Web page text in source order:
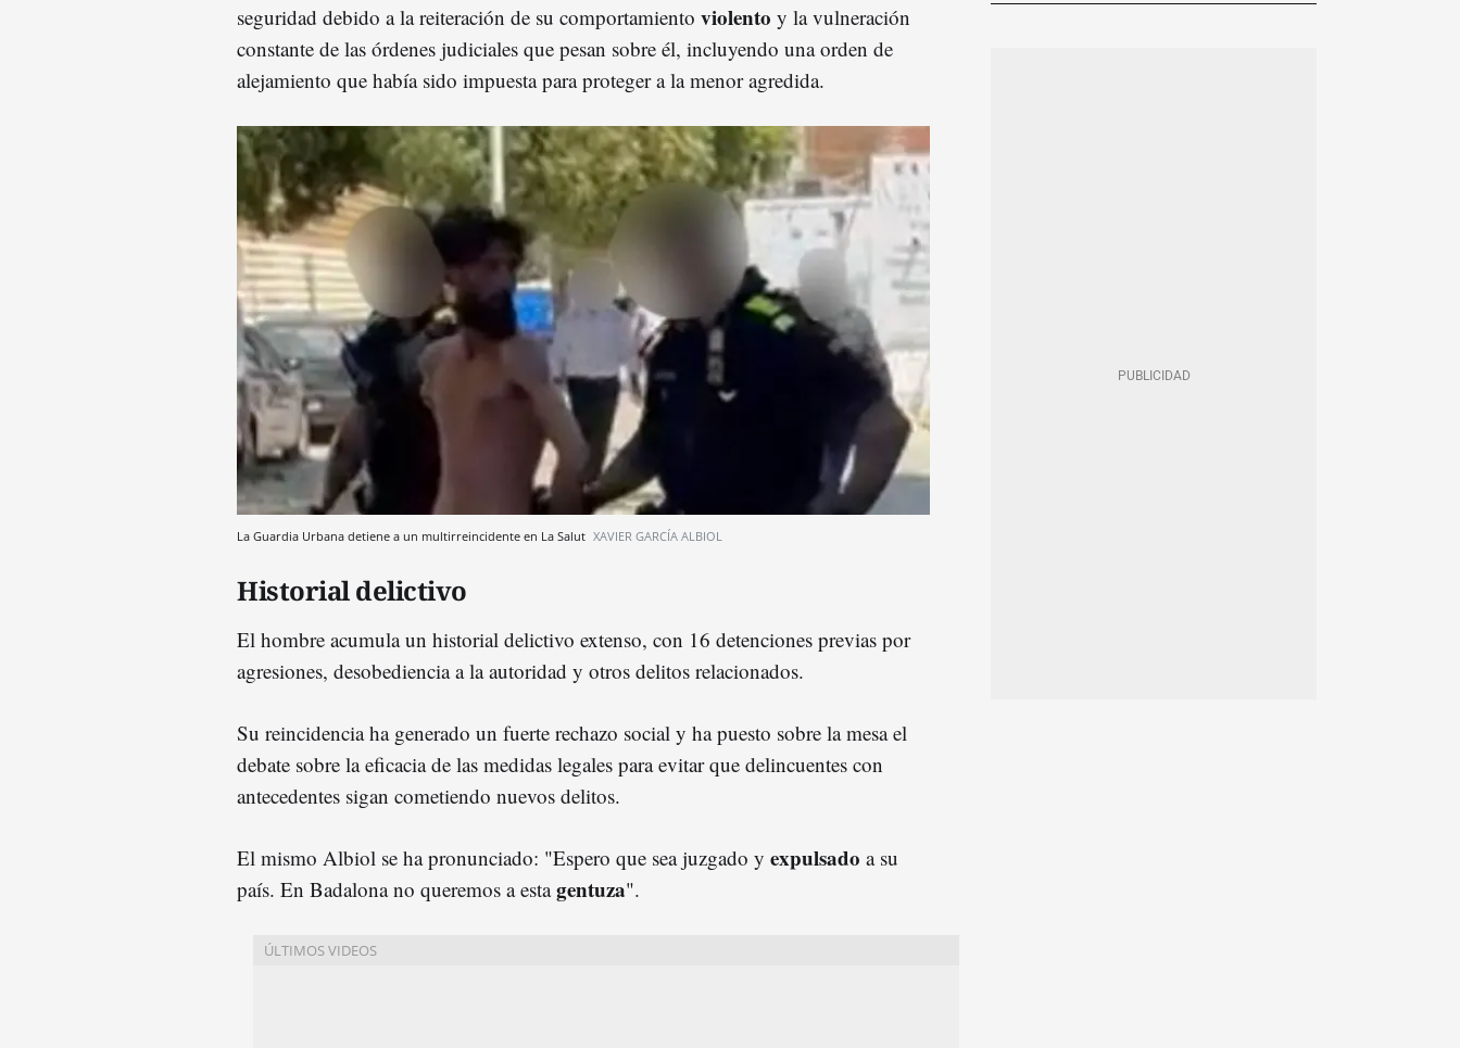
seguridad debido a la reiteración de su comportamiento violento y la vulneración
constante de las órdenes judiciales que pesan sobre él, incluyendo una orden de
alejamiento que había sido impuesta para proteger a la menor agredida.
La Guardia Urbana detiene a un multirreincidente en La Salut XAVIER GARCÍA ALBIOL
Historial delictivo
El hombre acumula un historial delictivo extenso, con 16 detenciones previas por
agresiones, desobediencia a la autoridad y otros delitos relacionados.
Su reincidencia ha generado un fuerte rechazo social y ha puesto sobre la mesa el
debate sobre la eficacia de las medidas legales para evitar que delincuentes con
antecedentes sigan cometiendo nuevos delitos.
El mismo Albiol se ha pronunciado: "Espero que sea juzgado y expulsado a su
país. En Badalona no queremos a estagentuza".